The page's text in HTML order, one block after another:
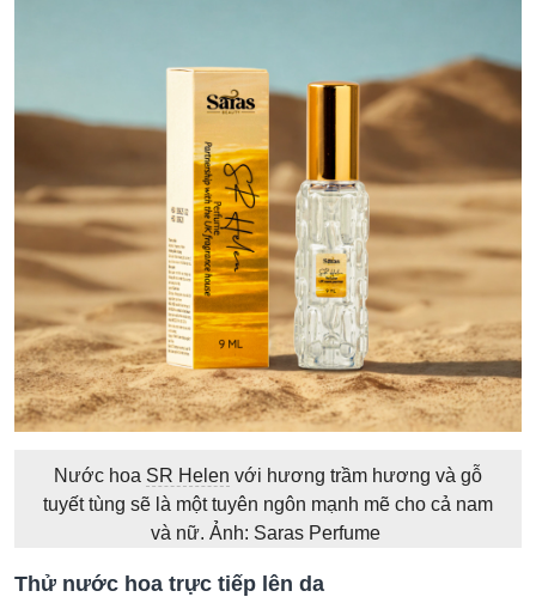
Nước hoa SR Helen với hương trầm hương và gỗ
tuyết tùng sẽ là một tuyên ngôn mạnh mẽ cho cả nam
và nữ. Ảnh: Saras Perfume
Thử nước hoa trực tiếp lên da